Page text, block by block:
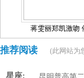
蒋雯丽郑凯激吻
推荐阅读 (此网站为
星座: